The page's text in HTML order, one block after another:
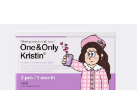
Add to
Wishlist